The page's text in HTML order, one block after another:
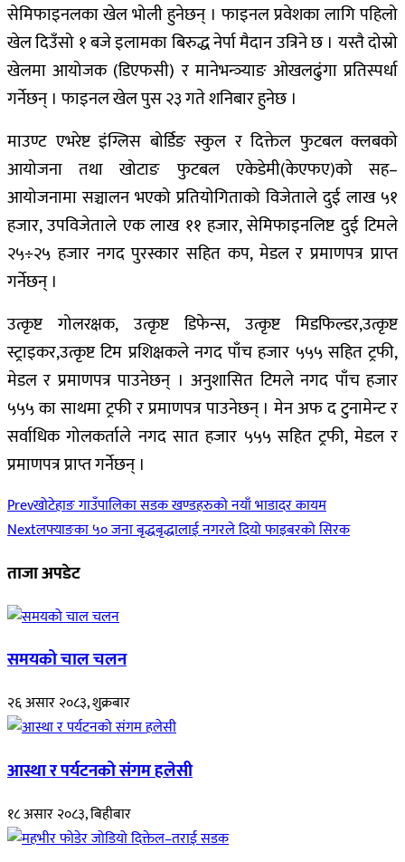
सेमिफाइनलका खेल भोली हुनेछन् । फाइनल प्रवेशका लागि पहिलो
खेल दिउँसो १ बजे इलामका बिरुद्ध नेर्पा मैदान उत्रिने छ । यस्तै दोस्रो
खेलमा आयोजक (डिएफसी) र मानेभन्ञ्याङ ओखलढुंगा प्रतिस्पर्धा
गर्नेछन् । फाइनल खेल पुस २३ गते शनिबार हुनेछ ।
माउण्ट एभरेष्ट इंग्लिस बोर्डिङ स्कुल र दिक्तेल फुटबल क्लबको
आयोजना तथा खोटाङ फुटबल एकेडेमी(केएफए)को सह–
आयोजनामा सञ्चालन भएको प्रतियोगिताको विजेताले दुई लाख ५१
हजार, उपविजेताले एक लाख ११ हजार, सेमिफाइनलिष्ट दुई टिमले
२५÷२५ हजार नगद पुरस्कार सहित कप, मेडल र प्रमाणपत्र प्राप्त
गर्नेछन् ।
उत्कृष्ट गोलरक्षक, उत्कृष्ट डिफेन्स, उत्कृष्ट मिडफिल्डर,उत्कृष्ट
स्ट्राइकर,उत्कृष्ट टिम प्रशिक्षकले नगद पाँच हजार ५५५ सहित ट्रफी,
मेडल र प्रमाणपत्र पाउनेछन् । अनुशासित टिमले नगद पाँच हजार
५५५ का साथमा ट्रफी र प्रमाणपत्र पाउनेछन् । मेन अफ द टुनामेन्ट र
सर्वाधिक गोलकर्ताले नगद सात हजार ५५५ सहित ट्रफी, मेडल र
प्रमाणपत्र प्राप्त गर्नेछन् ।
Prevखोटेहाङ गाउँपालिका सडक खण्डहरुको नयाँ भाडादर कायम
Nextलफ्याङका ५० जना बृद्धबृद्धालाई नगरले दियो फाइबरको सिरक
ताजा अपडेट
समयको चाल चलन
२६ असार २०८३, शुक्रबार
आस्था र पर्यटनको संगम हलेसी
१८ असार २०८३, बिहीबार